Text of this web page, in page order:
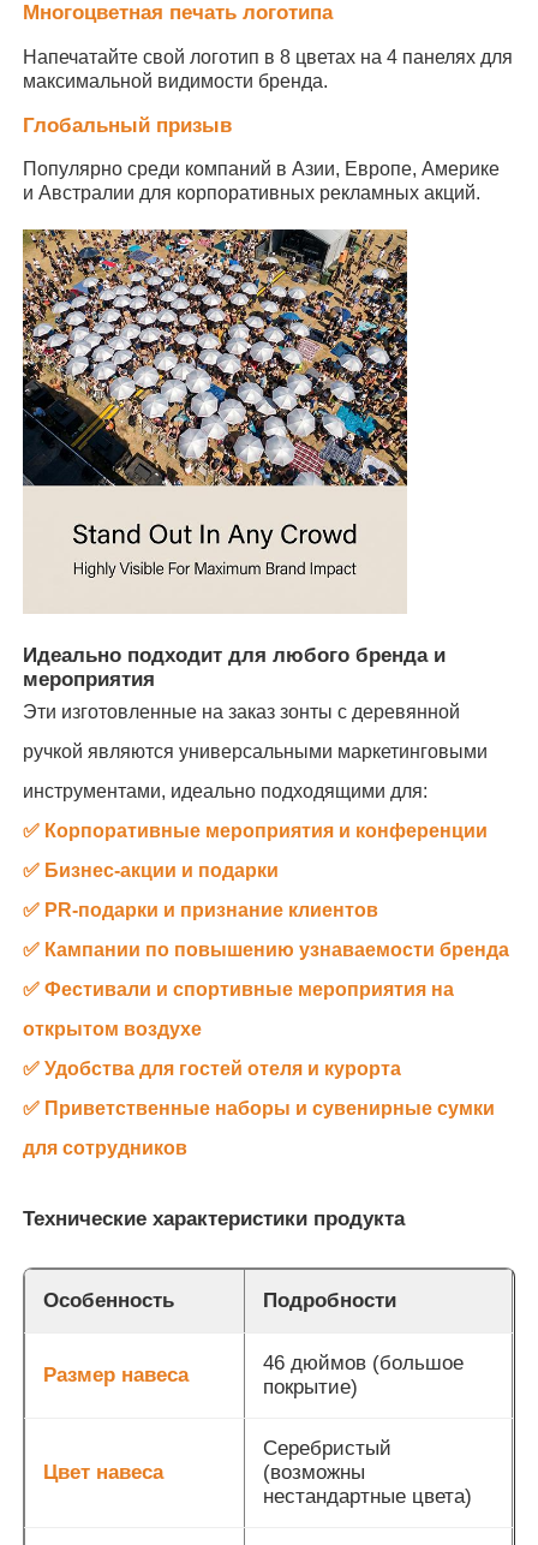
Многоцветная печать логотипа
Напечатайте свой логотип в 8 цветах на 4 панелях для
максимальной видимости бренда.
Глобальный призыв
Популярно среди компаний в Азии, Европе, Америке
и Австралии для корпоративных рекламных акций.
Идеально подходит для любого бренда и
мероприятия
Эти изготовленные на заказ зонты с деревянной
ручкой являются универсальными маркетинговыми
инструментами, идеально подходящими для:
✅ Корпоративные мероприятия и конференции
✅ Бизнес-акции и подарки
✅ PR-подарки и признание клиентов
✅ Кампании по повышению узнаваемости бренда
✅ Фестивали и спортивные мероприятия на
открытом воздухе
✅ Удобства для гостей отеля и курорта
✅ Приветственные наборы и сувенирные сумки
для сотрудников
Технические характеристики продукта
Особенность Подробности
Размер навеса
46 дюймов (большое
покрытие)
Цвет навеса
Серебристый
(возможны
нестандартные цвета)